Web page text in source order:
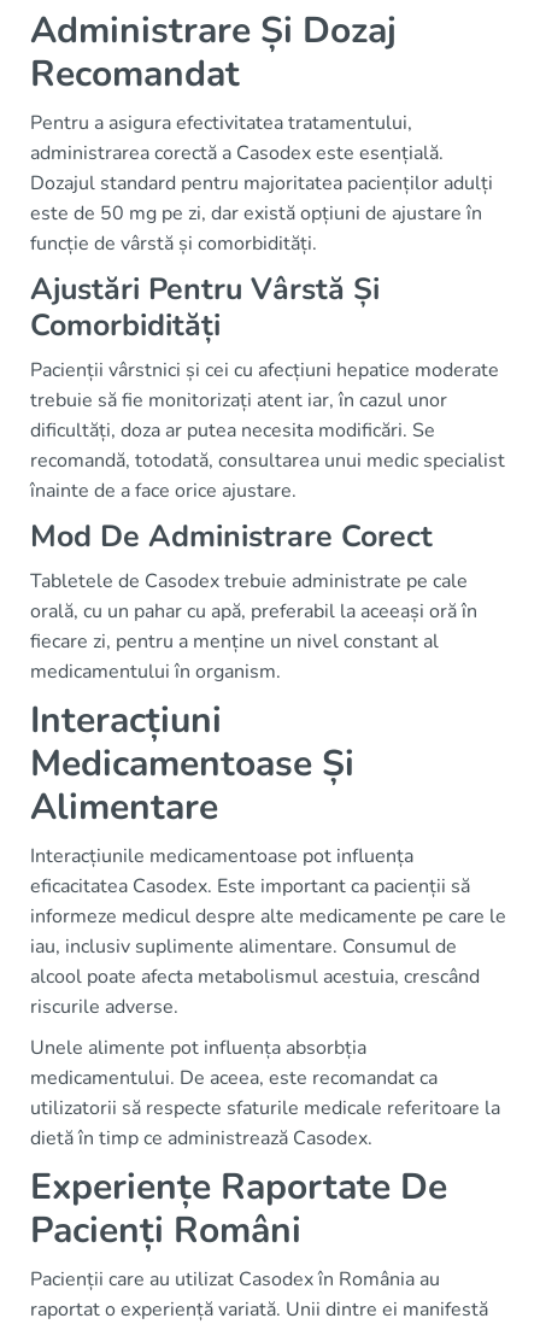
Administrare Și Dozaj
Recomandat
Pentru a asigura efectivitatea tratamentului,
administrarea corectă a Casodex este esențială.
Dozajul standard pentru majoritatea pacienților adulți
este de 50 mg pe zi, dar există opțiuni de ajustare în
funcție de vârstă și comorbidități.
Ajustări Pentru Vârstă Și
Comorbidități
Pacienții vârstnici și cei cu afecțiuni hepatice moderate
trebuie să fie monitorizați atent iar, în cazul unor
dificultăți, doza ar putea necesita modificări. Se
recomandă, totodată, consultarea unui medic specialist
înainte de a face orice ajustare.
Mod De Administrare Corect
Tabletele de Casodex trebuie administrate pe cale
orală, cu un pahar cu apă, preferabil la aceeași oră în
fiecare zi, pentru a menține un nivel constant al
medicamentului în organism.
Interacțiuni
Medicamentoase Și
Alimentare
Interacțiunile medicamentoase pot influența
eficacitatea Casodex. Este important ca pacienții să
informeze medicul despre alte medicamente pe care le
iau, inclusiv suplimente alimentare. Consumul de
alcool poate afecta metabolismul acestuia, crescând
riscurile adverse.
Unele alimente pot influența absorbția
medicamentului. De aceea, este recomandat ca
utilizatorii să respecte sfaturile medicale referitoare la
dietă în timp ce administrează Casodex.
Experiențe Raportate De
Pacienți Români
Pacienții care au utilizat Casodex în România au
raportat o experiență variată. Unii dintre ei manifestă